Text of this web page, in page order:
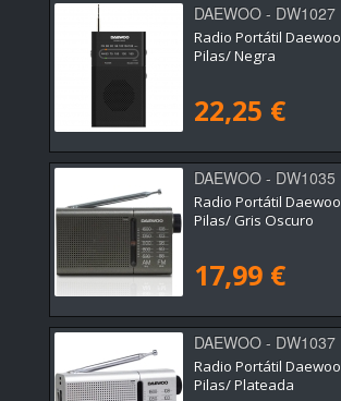
DAEWOO - DW1027
Radio Portátil
Pilas/ Negra
22,25 €
DAEWOO - DW1035
Radio Portátil
Pilas/ Gris Oscuro
17,99 €
DAEWOO - DW1037
Radio Portátil
Pilas/ Plateada